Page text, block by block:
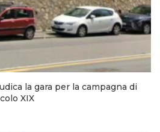
la gara per la campagna di
XIX